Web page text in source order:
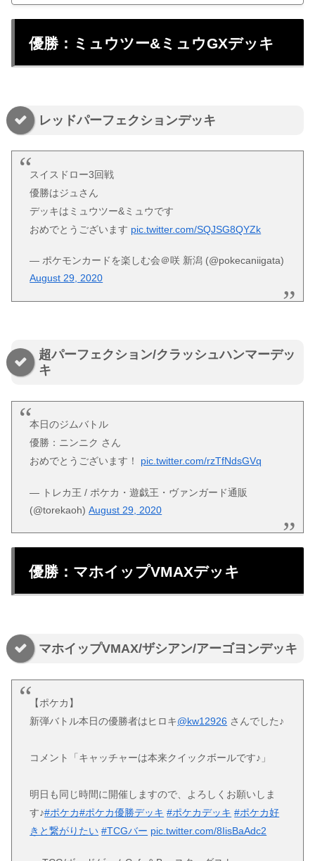
優勝：ミュウツー&ミュウGXデッキ
レッドパーフェクションデッキ
スイスドロー3回戦
優勝はジュさん
デッキはミュウツー&ミュウです
おめでとうございます pic.twitter.com/SQJSG8QYZk
— ポケモンカードを楽しむ会＠咲 新潟 (@pokecaniigata)
August 29, 2020
超パーフェクション/クラッシュハンマーデッ
キ
本日のジムバトル
優勝：ニンニク さん
おめでとうございます！ pic.twitter.com/rzTfNdsGVq
— トレカ王 / ポケカ・遊戯王・ヴァンガード通販
(@torekaoh)August 29, 2020
優勝：マホイップVMAXデッキ
マホイップVMAX/ザシアン/アーゴヨンデッキ
【ポケカ】
新弾バトル本日の優勝者はヒロキ@kw12926 さんでした♪
コメント「キャッチャーは本来クイックボールです♪」
明日も同じ時間に開催しますので、よろしくお願いしま
す♪#ポケカ#ポケカ優勝デッキ #ポケカデッキ #ポケカ好
きと繋がりたい #TCGバー pic.twitter.com/8IisBaAdc2